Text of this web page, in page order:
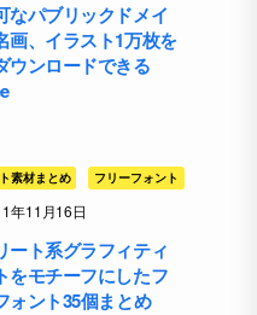
なパブリックドメイ
画、イラスト1万枚を
ウンロードできる
素材まとめ フリーフォント
年11月16日
ート系グラフィティ
をモチーフにしたフ
ォント35個まとめ